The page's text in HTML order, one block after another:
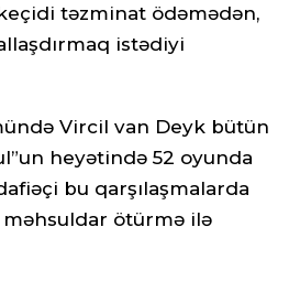
keçidi təzminat ödəmədən,
istədiyi
Vircil van Deyk bütün
heyətində 52 oyunda
bu qarşılaşmalarda
məhsuldar ötürmə ilə